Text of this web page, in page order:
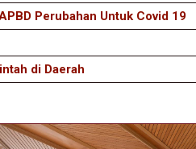
Perubahan Untuk Covid 19
di Daerah